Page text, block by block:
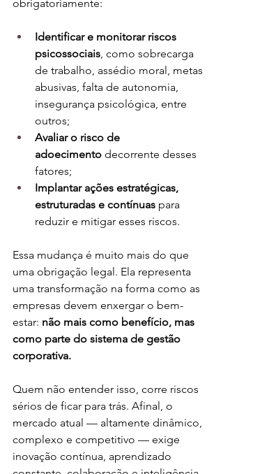
obrigatoriamente:
Identificar e monitorar riscos
psicossociais, como sobrecarga
de trabalho, assédio moral, metas
abusivas, falta de autonomia,
insegurança psicológica, entre
outros;
Avaliar o risco de
adoecimento decorrente desses
fatores;
Implantar ações estratégicas,
estruturadas e contínuas para
reduzir e mitigar esses riscos.
Essa mudança é muito mais do que
uma obrigação legal. Ela representa
uma transformação na forma como as
empresas devem enxergar o bem-
estar: não mais como benefício, mas
como parte do sistema de gestão
corporativa.
Quem não entender isso, corre riscos
sérios de ficar para trás. Afinal, o
mercado atual — altamente dinâmico,
complexo e competitivo — exige
inovação contínua, aprendizado